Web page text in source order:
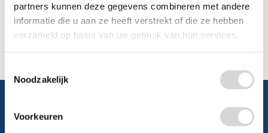
partners kunnen deze gegevens combineren met andere
informatie die u aan ze heeft verstrekt of die ze hebben
verzameld op basis van uw gebruik van hun services.
Noodzakelijk
Voorkeuren